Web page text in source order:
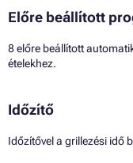
Előre beállított
8 előre beállított
ételekhez.
Időzítő
Időzítővel a grillezési idő